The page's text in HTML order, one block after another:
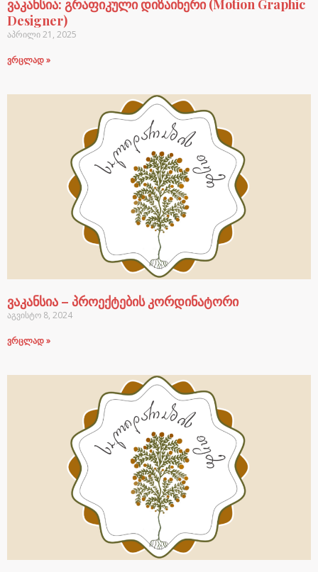
ვაკანსია: გრაფიკული დიზაინერი (Motion Graphic
Designer)
აპრილი 21, 2025
ვრცლად »
ვაკანსია – პროექტების კორდინატორი
აგვისტო 8, 2024
ვრცლად »